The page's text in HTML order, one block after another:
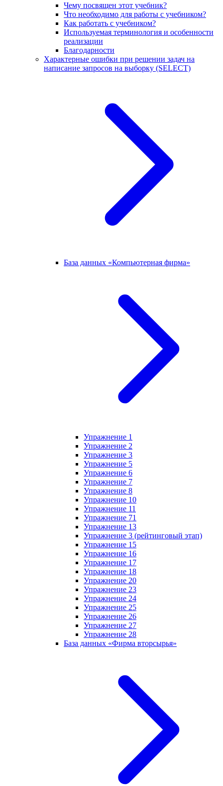
Чему посвящен этот учебник?
Что необходимо для работы с учебником?
Как работать с учебником?
Используемая терминология и особенности
реализации
Благодарности
Характерные ошибки при решении задач на
написание запросов на выборку (SELECT)
База данных «Компьютерная фирма»
Упражнение 1
Упражнение 2
Упражнение 3
Упражнение 5
Упражнение 6
Упражнение 7
Упражнение 8
Упражнение 10
Упражнение 11
Упражнение 71
Упражнение 13
Упражнение 3 (рейтинговый этап)
Упражнение 15
Упражнение 16
Упражнение 17
Упражнение 18
Упражнение 20
Упражнение 23
Упражнение 24
Упражнение 25
Упражнение 26
Упражнение 27
Упражнение 28
База данных «Фирма вторсырья»